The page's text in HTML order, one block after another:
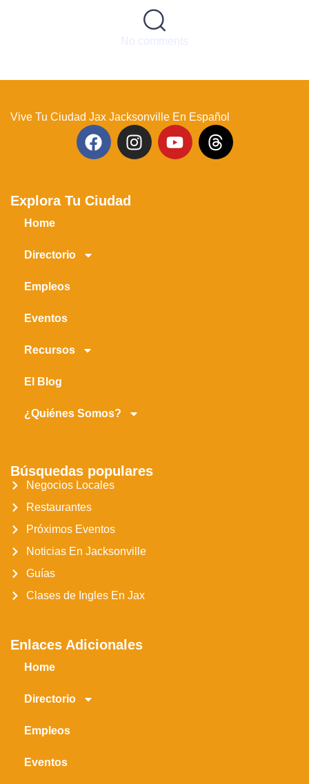
No comments
Vive Tu Ciudad Jax Jacksonville En Español
Explora Tu Ciudad
Home
Directorio
Empleos
Eventos
Recursos
El Blog
¿Quiénes Somos?
Búsquedas populares
Negocios Locales
Restaurantes
Próximos Eventos
Noticias En Jacksonville
Guías
Clases de Ingles En Jax
Enlaces Adicionales
Home
Directorio
Empleos
Eventos